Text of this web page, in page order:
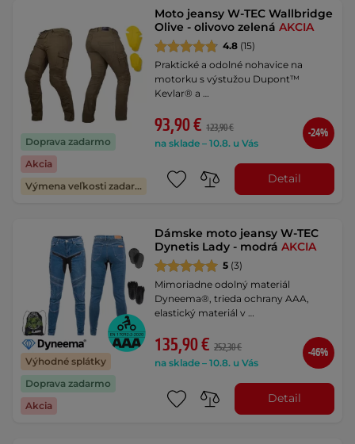
Doprava zadarmo
Akcia
Výmena veľkosti zadarmo
Moto jeansy W-TEC Wallbridge
Olive - olivovo zelenáAKCIA
4.8 (15)
Praktické a odolné nohavice na
motorku s výstužou Dupont™
Kevlar® a …
93,90 € 123,90 €
na sklade – 10.8. u Vás
-24%
Detail
Výhodné splátky
Doprava zadarmo
Akcia
Dámske moto jeansy W-TEC
Dynetis Lady - modráAKCIA
5 (3)
Mimoriadne odolný materiál
Dyneema®, trieda ochrany AAA,
elastický materiál v …
135,90 € 252,30 €
na sklade – 10.8. u Vás
-46%
Detail